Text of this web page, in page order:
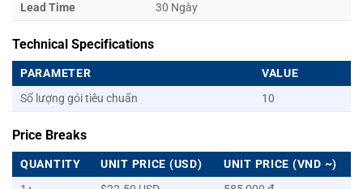
Lead Time
30 Ngày
Technical Specifications
PARAMETER
VALUE
Số lượng gói tiêu chuẩn
10
Price Breaks
QUANTITY UNIT PRICE (USD)
UNIT PRICE (VND ~)